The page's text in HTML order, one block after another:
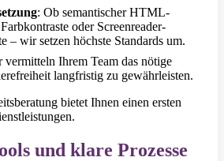
: Ob semantischer HTML-
oder Screenreader-
– wir setzen höchste Standards um.
vermitteln Ihrem Team das nötige
langfristig zu gewährleisten.
bietet Ihnen einen ersten
und klare Prozesse